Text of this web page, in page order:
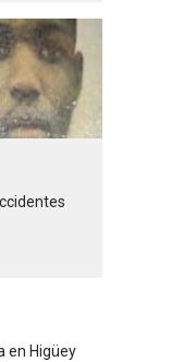
en Higüey